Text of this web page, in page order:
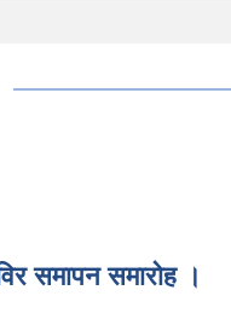
समापन समारोह ।